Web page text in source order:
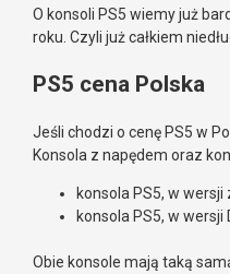
O konsoli PS5 wiemy już
roku. Czyli już całkiem
PS5 cena Polska
Jeśli chodzi o cenę PS5 w
Konsola z napędem oraz
konsola PS5, w
konsola PS5, w
Obie konsole mają taką